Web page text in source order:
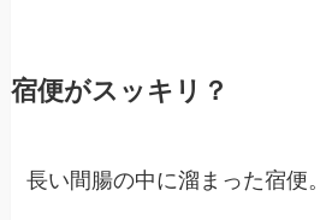
宿便がスッキリ？
長い間腸の中に溜まった宿便。